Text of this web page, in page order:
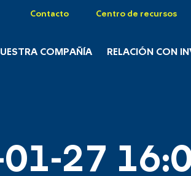
Contacto Centro de recursos
COMPAÑÍA RELACIÓN CON
27